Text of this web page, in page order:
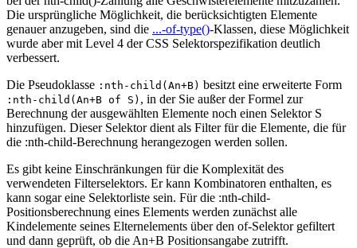
Die ursprüngliche Möglichkeit, die berücksichtigten Elemente
genauer anzugeben, sind die ...-of-type()-Klassen, diese Möglichkeit
wurde aber mit Level 4 der CSS Selektorspezifikation deutlich
verbessert.
Die Pseudoklasse :nth-child(An+B) besitzt eine erweiterte Form
:nth-child(An+B of S) , in der Sie außer der Formel zur
Berechnung der ausgewählten Elemente noch einen Selektor S
hinzufügen. Dieser Selektor dient als Filter für die Elemente, die für
die :nth-child-Berechnung herangezogen werden sollen.
Es gibt keine Einschränkungen für die Komplexität des
verwendeten Filterselektors. Er kann Kombinatoren enthalten, es
kann sogar eine Selektorliste sein. Für die :nth-child-
Positionsberechnung eines Elements werden zunächst alle
Kindelemente seines Elternelements über den of-Selektor gefiltert
und dann geprüft, ob die An+B Positionsangabe zutrifft.